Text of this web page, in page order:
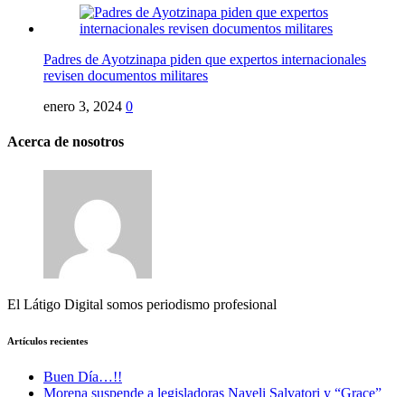
Padres de Ayotzinapa piden que expertos internacionales
revisen documentos militares
enero 3, 2024 0
Acerca de nosotros
El Látigo Digital somos periodismo profesional
Artículos recientes
Buen Día…!!
Morena suspende a legisladoras Nayeli Salvatori y “Grace”